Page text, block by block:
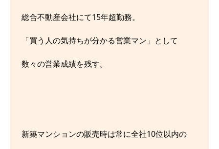
総合不動産会社にて15年超勤務。
「買う人の気持ちが分かる営業マン」として
数々の営業成績を残す。
新築マンションの販売時は常に全社10位以内の